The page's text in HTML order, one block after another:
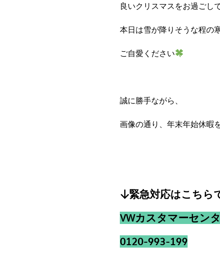
良いクリスマスをお過ごし
本日は雪が降りそうな程の
ご自愛ください
誠に勝手ながら、
画像の通り、年末年始休暇
↓緊急対応はこちら
VWカスタマーセン
0120-993-199